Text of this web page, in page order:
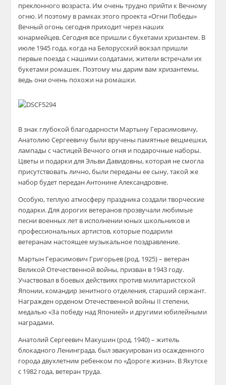
преклонного возраста. Им очень трудно прийти к Вечному
огню. И поэтому в рамках этого проекта «Огни Победы»
Вечный огонь сегодня приходит через наших
юнармейцев. Сегодня все пришли с букетами хризантем. В
июле 1945 года, когда на Белорусский вокзал пришли
первые поезда с нашими солдатами, жители встречали их
букетами ромашек. Поэтому мы дарим вам хризантемы,
ведь они очень похожи на ромашки.
В знак глубокой благодарности Мартыну Герасимовичу,
Анатолию Сергеевичу были вручены памятные вещмешки,
лампады с частицей Вечного огня и подарочные наборы.
Цветы и подарки для Эльви Давидовны, которая не смогла
присутствовать лично, были переданы ее сыну, такой же
набор будет передан Антонине Александровне.
Особую, теплую атмосферу праздника создали творческие
подарки. Для дорогих ветеранов прозвучали любимые
песни военных лет в исполнении юных школьников и
профессиональных артистов, которые подарили
ветеранам настоящее музыкальное поздравление.
Мартын Герасимович Григорьев (род. 1925) – ветеран
Великой Отечественной войны, призван в 1943 году.
Участвовал в боевых действиях против милитаристской
Японии, командир зенитного отделения, старший сержант.
Награжден орденом Отечественной войны II степени,
медалью «За победу над Японией» и другими юбилейными
наградами.
Анатолий Сергеевич Макушин (род. 1940) – житель
блокадного Ленинграда, был эвакуирован из осажденного
города двухлетним ребенком по «Дороге жизни». В Якутске
с 1982 года, ветеран труда.